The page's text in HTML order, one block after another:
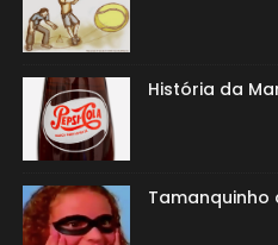
História da
Tamanquinho